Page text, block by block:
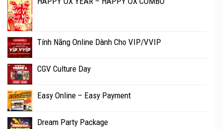
Tính Năng Online Dành Cho VIP/VVIP
CGV Culture Day
Easy Online – Easy Payment
Dream Party Package